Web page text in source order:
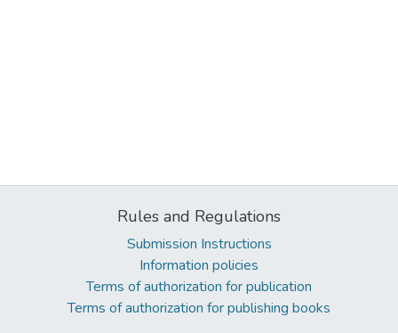
Rules and Regulations
Submission Instructions
Information policies
Terms of authorization for publication
Terms of authorization for publishing books